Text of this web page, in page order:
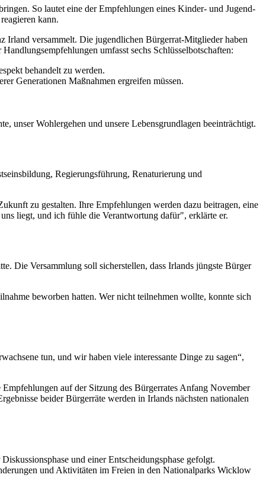
So lautet eine der Empfehlungen eines Kinder- und Jugend-
kann.
Irland versammelt. Die jugendlichen Bürgerrat-Mitglieder haben
umfasst sechs Schlüsselbotschaften:
behandelt zu werden.
Generationen Maßnahmen ergreifen müssen.
unser Wohlergehen und unsere Lebensgrundlagen beeinträchtigt.
Regierungsführung, Renaturierung und
zu gestalten. Ihre Empfehlungen werden dazu beitragen, eine
liegt, und ich fühle die Verantwortung dafür", erklärte er.
Die Versammlung soll sicherstellen, dass Irlands jüngste Bürger
beworben hatten. Wer nicht teilnehmen wollte, konnte sich
tun, und wir haben viele interessante Dinge zu sagen“,
auf der Sitzung des Bürgerrates Anfang November
beider Bürgerräte werden in Irlands nächsten nationalen
und einer Entscheidungsphase gefolgt.
und Aktivitäten im Freien in den Nationalparks Wicklow